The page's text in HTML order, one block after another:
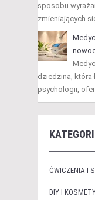
sposobu
zmieniających
dziedzina, która
psychologii,
ĆWICZENIA I
DIY I